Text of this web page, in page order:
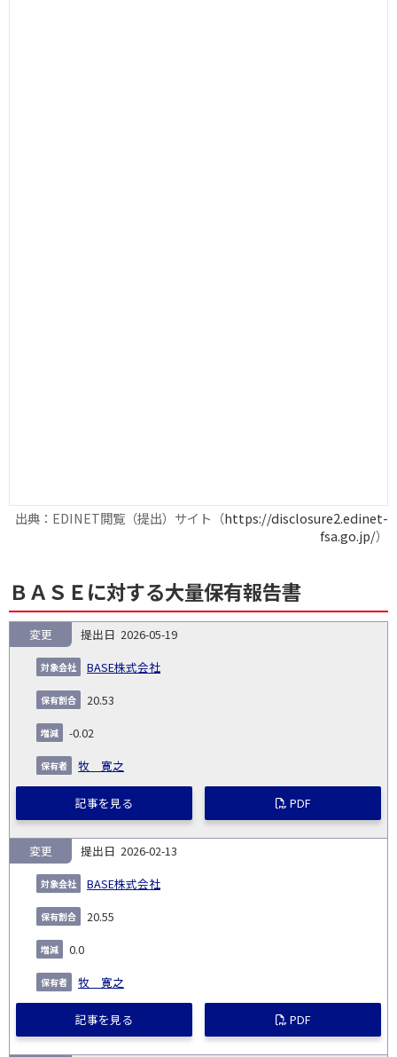
出典：EDINET閲覧（提出）サイト（https://disclosure2.edinet-
fsa.go.jp/）
ＢＡＳＥに対する大量保有報告書
NO.
告
義
務
発
生
日
提
日
証券
2026-05-19
BASE株式会社
変更
20.53
-0.02
牧 寛之
記事を見る PDF
2026-02-13
BASE株式会社
変更
20.55
0.0
牧 寛之
記事を見る PDF